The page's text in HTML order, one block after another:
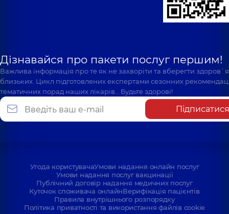
Дізнавайся про пакети послуг першим!
Важлива інформація про те як не захворіти та вберегти
близьких. Цикл підготовлених експертами сезонних
тематичних порад наших лікарів… Будьте здорові!
Підписатися
Угода користувачаУмови надання онлайн послуг
Умови надання послуг вакцинації
Публічний договір надання медичних послуг
Куточок споживача онлайнВерифікація пацієнтів
Правила внутрішнього розпорядку
Політика приватності та використання файлів cookie